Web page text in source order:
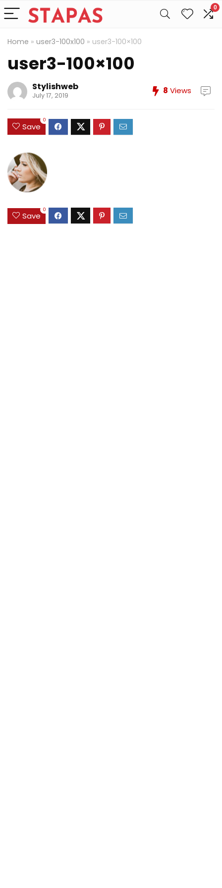
0
Home » user3-100x100 » user3-100×100
user3-100×100
Stylishweb
July 17, 2019 8 Views
Save
0
Save
0